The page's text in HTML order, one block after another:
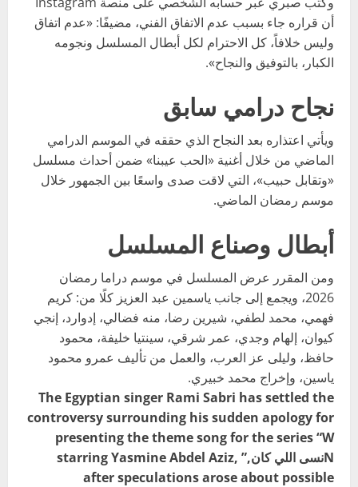
أن قراره جاء بسبب عدم الاتفاق الفني، مضيفًا: «عدم اتفاق
وليس خلافاً، كل الاحترام لكل أبطال المسلسل ونجومه
الكبار، بالتوفيق والنجاح».
نجاح درامي سابق
ويأتي اعتذاره بعد النجاح الذي حققه في الموسم الدرامي
الماضي من خلال أغنية «الحب عيبنا» ضمن أحداث مسلسل
«وتقابل حبيب»، التي لاقت صدى واسعًا بين الجمهور خلال
موسم رمضان الماضي.
أبطال وصناع المسلسل
ومن المقرر عرض المسلسل في موسم دراما رمضان
2026، ويجمع إلى جانب ياسمين عبد العزيز كلًا من: كريم
فهمي، محمد لطفي، شيرين رضا، منه فضالي، إدوارد، إنجي
كيوان، إلهام وجدي، عمر شرقي، سينتيا خليفة، محمود
حافظ، وليلى عز العرب، والعمل من تأليف عمرو محمود
ياسين، وإخراج محمد خبيري.
The Egyptian singer Rami Sabri has settled the
controversy surrounding his sudden apology for
presenting the theme song for the series “W
Nنسى اللي كان,” starring Yasmine Abdel Aziz,
after speculations arose about possible